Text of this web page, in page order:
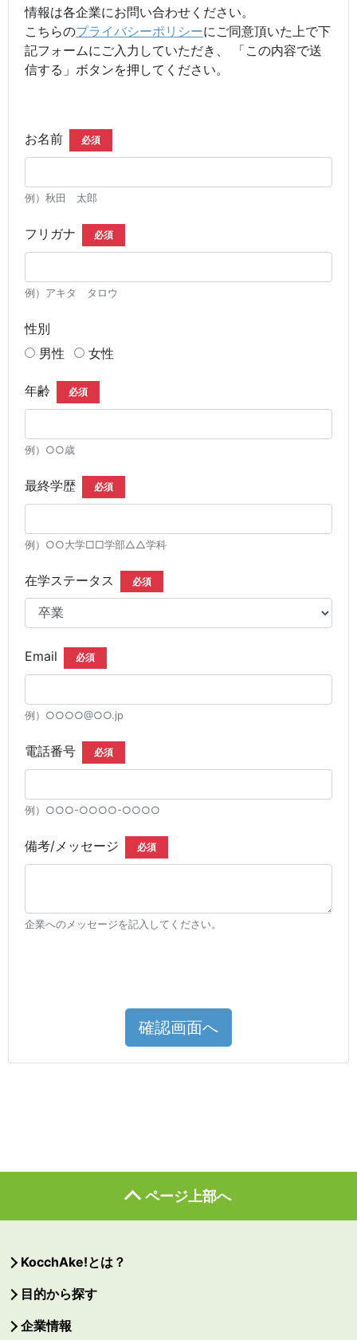
情報は各企業にお問い合わせください。
こちらのプライバシーポリシーにご同意頂いた上で下
記フォームにご入力していただき、 「この内容で送
信する」ボタンを押してください。
お名前 必須
例）秋田 太郎
フリガナ 必須
例）アキタ タロウ
性別
男性
女性
年齢 必須
例）○○歳
最終学歴 必須
例）○○大学□□学部△△学科
在学ステータス 必須
Email 必須
例）○○○○@○○.jp
電話番号 必須
例）○○○-○○○○-○○○○
備考/メッセージ 必須
企業へのメッセージを記入してください。
確認画面へ
ページ上部へ
KocchAke!とは？
目的から探す
企業情報